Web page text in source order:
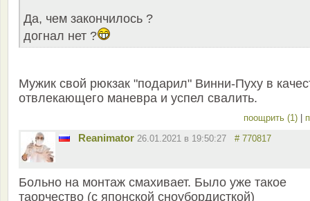
Да, чем закончилось ?
догнал нет ?
Мужик свой рюкзак "подарил" Винни-Пуху в
отвлекающего маневра и успел свалить.
поощрить (1)
Reanimator 26.01.2021 в 19:50:27 # 770817
Больно на монтаж смахивает. Было уже такое
таорчество (с японской сноубордисткой)